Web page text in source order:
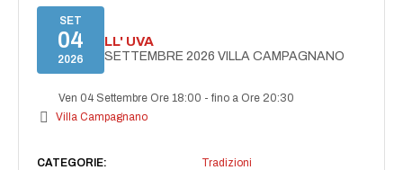
SET
04
2026
FESTA DELL' UVA
VENERDÌ 4 SETTEMBRE 2026 VILLA CAMPAGNANO
Ven 04 Settembre Ore 18:00 -fino a Ore 20:30
Villa Campagnano
CATEGORIE:
Tradizioni